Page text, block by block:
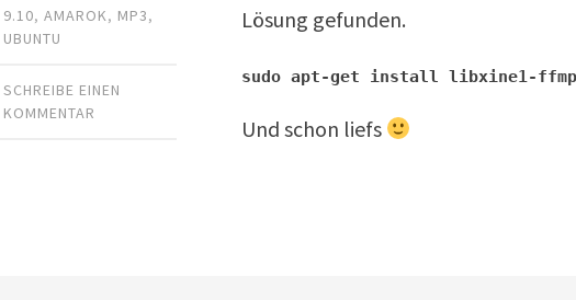
9.10,AMAROK, MP3,
UBUNTU
SCHREIBE EINEN
KOMMENTAR
Lösung gefunden.
sudo apt-get install libxine1-
Und schon liefs